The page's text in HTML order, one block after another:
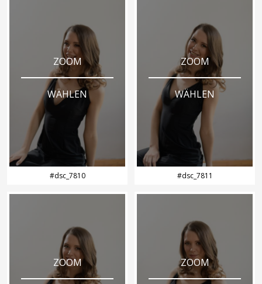
ZOOM
WÄHLEN
#dsc_7810
ZOOM
WÄHLEN
#dsc_7811
ZOOM ZOOM